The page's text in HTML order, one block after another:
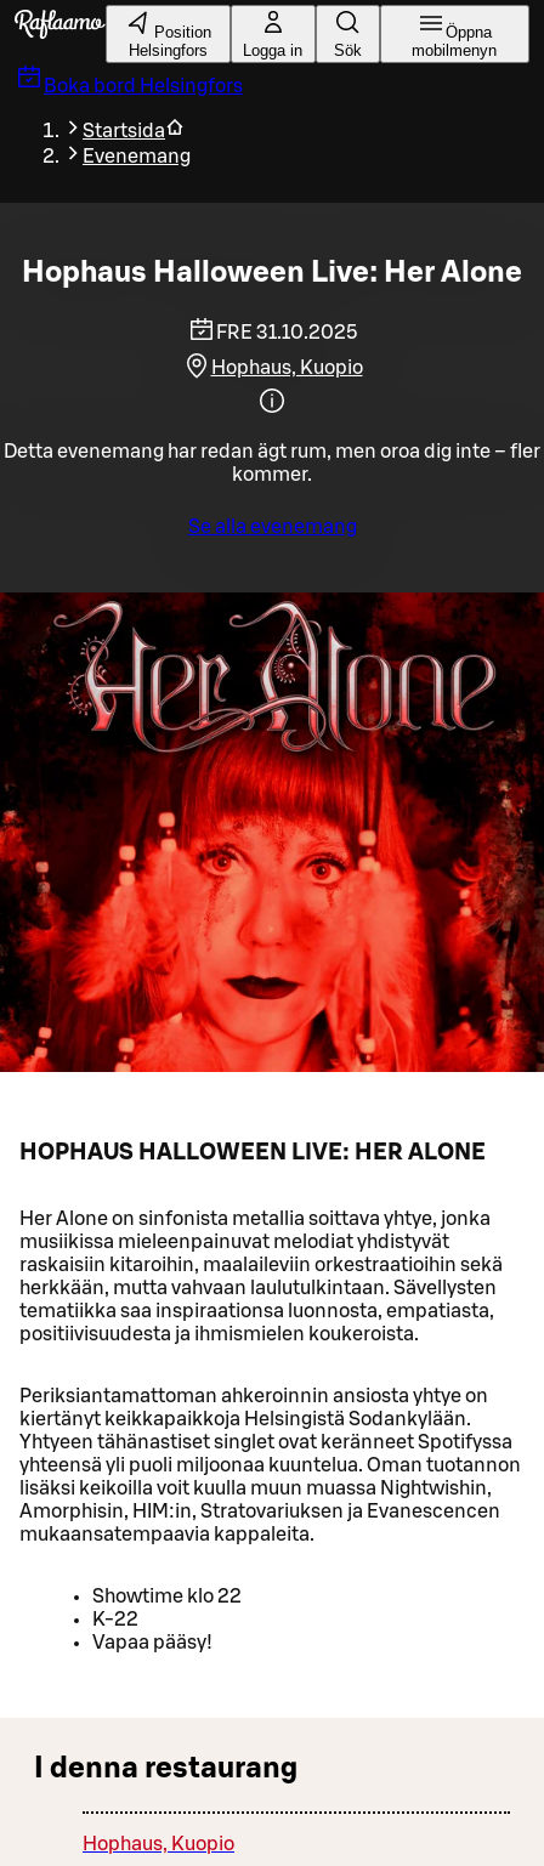
Gå till huvudinnehållet
Position
Helsingfors
Logga in Sök
Öppna
mobilmenyn
Boka bord Helsingfors
Startsida
Evenemang
Hophaus Halloween Live: Her Alone
FRE 31.10.2025
Hophaus, Kuopio
Detta evenemang har redan ägt rum, men oroa dig inte – fler
kommer.
Se alla evenemang
HOPHAUS HALLOWEEN LIVE: HER ALONE
Her Alone on sinfonista metallia soittava yhtye, jonka
musiikissa mieleenpainuvat melodiat yhdistyvät
raskaisiin kitaroihin, maalaileviin orkestraatioihin sekä
herkkään, mutta vahvaan laulutulkintaan. Sävellysten
tematiikka saa inspiraationsa luonnosta, empatiasta,
positiivisuudesta ja ihmismielen koukeroista.
Periksiantamattoman ahkeroinnin ansiosta yhtye on
kiertänyt keikkapaikkoja Helsingistä Sodankylään.
Yhtyeen tähänastiset singlet ovat keränneet Spotifyssa
yhteensä yli puoli miljoonaa kuuntelua. Oman tuotannon
lisäksi keikoilla voit kuulla muun muassa Nightwishin,
Amorphisin, HIM:in, Stratovariuksen ja Evanescencen
mukaansatempaavia kappaleita.
Showtime klo 22
K-22
Vapaa pääsy!
I denna restaurang
Hophaus, Kuopio